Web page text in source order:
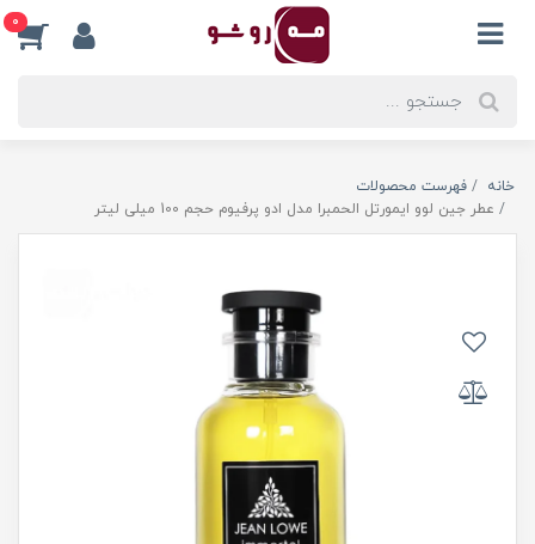
0
خانه
فهرست محصولات
عطر جین لوو ایمورتل الحمبرا مدل ادو پرفیوم حجم 100 میلی لیتر